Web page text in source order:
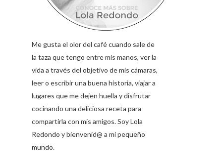
Me gusta el olor del café cuando sale de
la taza que tengo entre mis manos, ver la
vida a través del objetivo de mis cámaras,
leer o escribir una buena historia, viajar a
lugares que me dejen huella y disfrutar
cocinando una deliciosa receta para
compartirla con mis amigos. Soy Lola
Redondo y bienvenid@ a mi pequeño
mundo.